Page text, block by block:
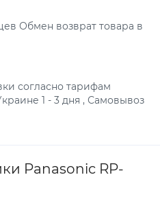
Обмен возврат товара в
согласно тарифам
1 - 3 дня , Самовывоз
Panasonic RP-